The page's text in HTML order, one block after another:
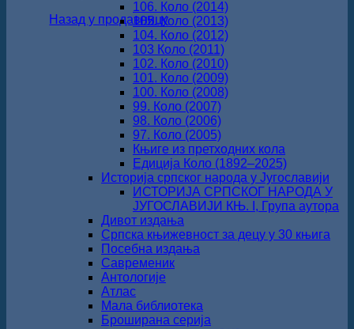
Назад у продавницу
106. Коло (2014)
105. Коло (2013)
104. Коло (2012)
103 Коло (2011)
102. Коло (2010)
101. Коло (2009)
100. Коло (2008)
99. Коло (2007)
98. Коло (2006)
97. Коло (2005)
Књиге из претходних кола
Едиција Коло (1892‒2025)
Историја српског народа у Југославији
ИСТОРИЈА СРПСКОГ НАРОДА У
ЈУГОСЛАВИЈИ КЊ. I, Група аутора
Дивот издања
Српска књижевност за децу у 30 књига
Посебна издања
Савременик
Антологије
Атлас
Мала библиотека
Броширана серија